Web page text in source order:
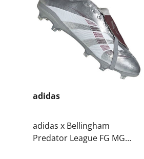
adidas
adidas x Bellingham
Predator League FG MG